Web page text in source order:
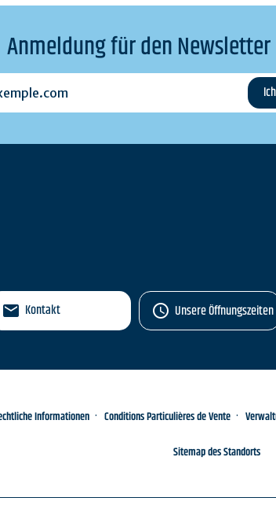
Anmeldung für den Newsletter
Kontakt Unsere Öffnungszeiten
Informationen Conditions Particulières de Vente
Sitemap des Standorts